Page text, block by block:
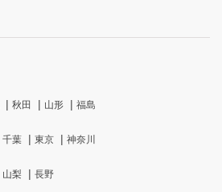
秋田 山形
福島
千葉 東京
神奈川
山梨
長野